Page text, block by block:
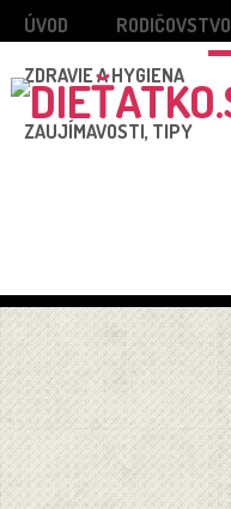
ÚVOD RODIČOVSTVO
ZDRAVIE A HYGIENA
ZAUJÍMAVOSTI, TIPY